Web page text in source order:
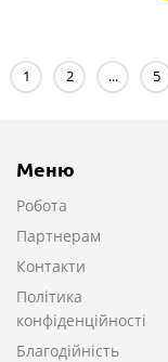
1 2 ... 5
Меню
Робота
Партнерам
Контакти
Політика
конфіденційності
Благодійність